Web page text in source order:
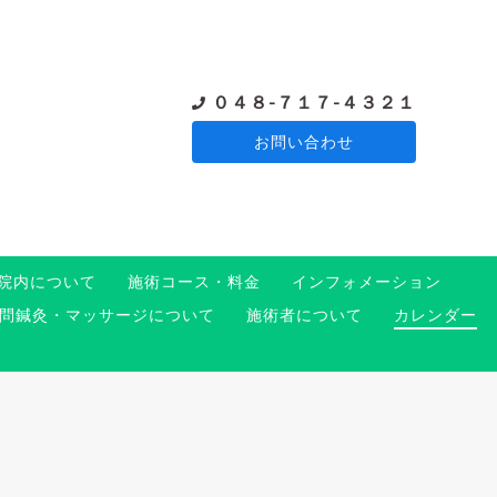
０４８-７１７-４３２１
お問い合わせ
内について 施術コース・料金
インフォメーション
問鍼灸・マッサージについて 施術者について
カレンダー